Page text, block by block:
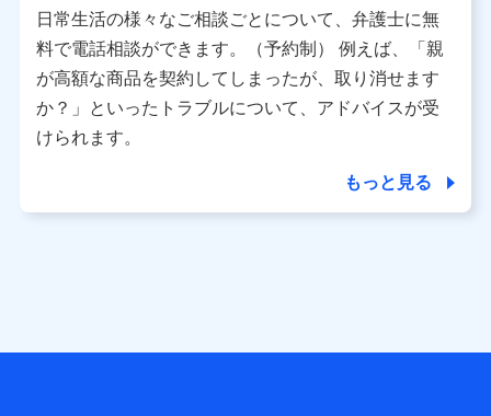
所、dポイント残高、dポイント利用履歴などが含まれます。
利用情報
当社又は株式会社NTTドコモが提供する各種サービスなどの
ご契約・ご利用などに関する情報。例として、当社又は株式
会社NTTドコモが提供する各種サービスのご契約状態・ご利
用履歴インターネット利用時の行動に関する情報、アプリケ
ーション利用時の行動に関する情報、購入されたサービスや
当社又は株式会社NTTドコモが提供する保険関連サービスに
日常生活の様々なご相談ごとについて、弁護士に無
料で電話相談ができます。（予約制） 例えば、「親
が高額な商品を契約してしまったが、取り消せます
か？」といったトラブルについて、アドバイスが受
けられます。
もっと見る